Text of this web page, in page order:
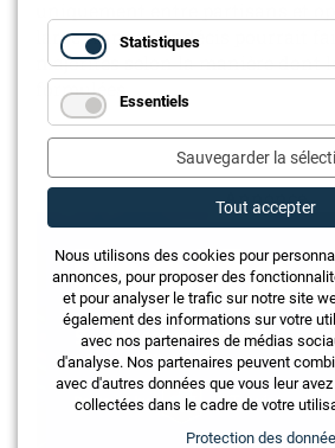
large frange d’indécis pourrait
majorités selon la manière dont
formulées.
Annonce
Statistiques
Essentiels
Sauvegarder la
Tout accepter
Nous utilisons des cookies pour
annonces, pour proposer des
et pour analyser le trafic sur notre site
également des informations sur votre
avec nos partenaires de médias
d'analyse. Nos partenaires peuvent
avec d'autres données que vous leur
collectées dans le cadre de votre
Protection des